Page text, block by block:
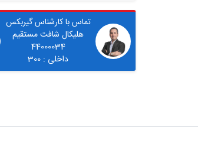
تماس با کارشناس گیربکس
هلیکال شافت مستقیم
44000034
داخلی : 300